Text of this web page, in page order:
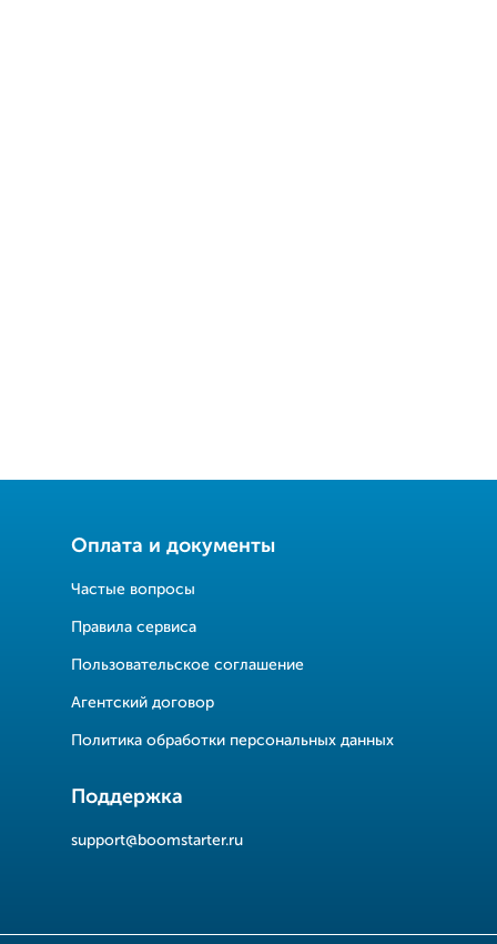
Оплата и документы
Частые вопросы
Правила сервиса
Пользовательское соглашение
Агентский договор
Политика обработки персональных данных
Поддержка
support@boomstarter.ru